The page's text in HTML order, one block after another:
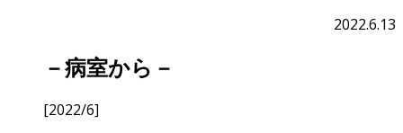
2022.6.13
－病室から－
[2022/6]